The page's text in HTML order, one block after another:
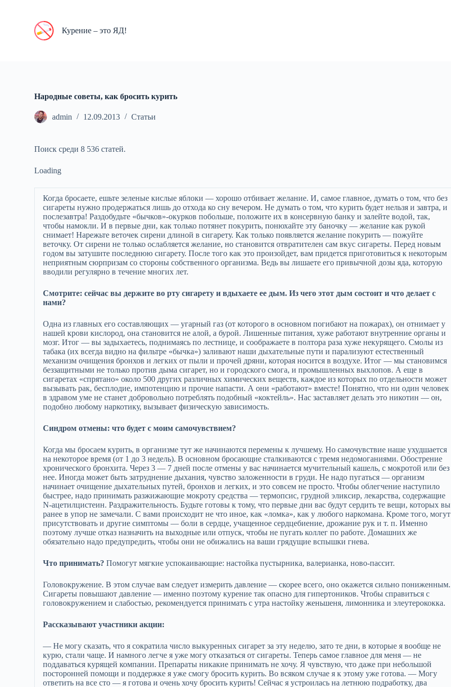
Курение – это ЯД!
Народные советы, как бросить курить
admin 12.09.2013 Статьи
Поиск среди 8 536 статей.
Loading
Когда бросаете, ешьте зеленые кислые яблоки — хорошо отбивает желание. И, самое главное, думать о том, что без
сигареты нужно продержаться лишь до отхода ко сну вечером. Не думать о том, что курить будет нельзя и завтра, и
послезавтра! Раздобудьте «бычков»-окурков побольше, положите их в консервную банку и залейте водой, так,
чтобы намокли. И в первые дни, как только потянет покурить, понюхайте эту баночку — желание как рукой
снимает! Нарежьте веточек сирени длиной в сигарету. Как только появляется желание покурить — пожуйте
веточку. От сирени не только ослабляется желание, но становится отвратителен сам вкус сигареты. Перед новым
годом вы затушите последнюю сигарету. После того как это произойдет, вам придется приготовиться к некоторым
неприятным сюрпризам со стороны собственного организма. Ведь вы лишаете его привычной дозы яда, которую
вводили регулярно в течение многих лет.
Смотрите: сейчас вы держите во рту сигарету и вдыхаете ее дым. Из чего этот дым состоит и что делает с
нами?
Одна из главных его составляющих — угарный газ (от которого в основном погибают на пожарах), он отнимает у
нашей крови кислород, она становится не алой, а бурой. Лишенные питания, хуже работают внутренние органы и
мозг. Итог — вы задыхаетесь, поднимаясь по лестнице, и соображаете в полтора раза хуже некурящего. Смолы из
табака (их всегда видно на фильтре «бычка») заливают наши дыхательные пути и парализуют естественный
механизм очищения бронхов и легких от пыли и прочей дряни, которая носится в воздухе. Итог — мы становимся
беззащитными не только против дыма сигарет, но и городского смога, и промышленных выхлопов. А еще в
сигаретах «спрятано» около 500 других различных химических веществ, каждое из которых по отдельности может
вызывать рак, бесплодие, импотенцию и прочие напасти. А они «работают» вместе! Понятно, что ни один человек
в здравом уме не станет добровольно потреблять подобный «коктейль». Нас заставляет делать это никотин — он,
подобно любому наркотику, вызывает физическую зависимость.
Синдром отмены: что будет с моим самочувствием?
Когда мы бросаем курить, в организме тут же начинаются перемены к лучшему. Но самочувствие наше ухудшается
на некоторое время (от 1 до 3 недель). В основном бросающие сталкиваются с тремя недомоганиями. Обострение
хронического бронхита. Через 3 — 7 дней после отмены у вас начинается мучительный кашель, с мокротой или без
нее. Иногда может быть затруднение дыхания, чувство заложенности в груди. Не надо пугаться — организм
начинает очищение дыхательных путей, бронхов и легких, и это совсем не просто. Чтобы облегчение наступило
быстрее, надо принимать разжижающие мокроту средства — термопсис, грудной эликсир, лекарства, содержащие
N-ацетилцистеин. Раздражительность. Будьте готовы к тому, что первые дни вас будут сердить те вещи, которых вы
ранее в упор не замечали. С вами происходит не что иное, как «ломка», как у любого наркомана. Кроме того, могут
присутствовать и другие симптомы — боли в сердце, учащенное сердцебиение, дрожание рук и т. п. Именно
поэтому лучше отказ назначить на выходные или отпуск, чтобы не пугать коллег по работе. Домашних же
обязательно надо предупредить, чтобы они не обижались на ваши грядущие вспышки гнева.
Что принимать? Помогут мягкие успокаивающие: настойка пустырника, валерианка, ново-пассит.
Головокружение. В этом случае вам следует измерить давление — скорее всего, оно окажется сильно пониженным.
Сигареты повышают давление — именно поэтому курение так опасно для гипертоников. Чтобы справиться с
головокружением и слабостью, рекомендуется принимать с утра настойку женьшеня, лимонника и элеутерококка.
Рассказывают участники акции:
— Не могу сказать, что я сократила число выкуренных сигарет за эту неделю, зато те дни, в которые я вообще не
курю, стали чаще. И намного легче я уже могу отказаться от сигареты. Теперь самое главное для меня — не
поддаваться курящей компании. Препараты никакие принимать не хочу. Я чувствую, что даже при небольшой
посторонней помощи и поддержке я уже смогу бросить курить. Во всяком случае я к этому уже готова. — Могу
ответить на все сто — я готова и очень хочу бросить курить! Сейчас я устроилась на летнюю подработку, два